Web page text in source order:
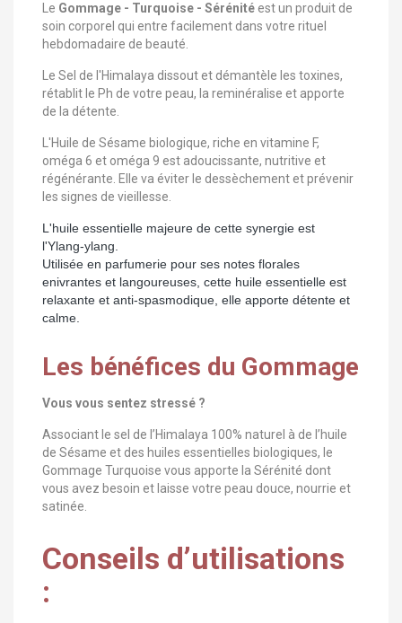
Le Gommage - Turquoise - Sérénité​ est un produit de
soin corporel qui entre facilement dans votre rituel
hebdomadaire de beauté.
Le Sel de l'Himalaya dissout et démantèle les toxines,
rétablit le Ph de votre peau, la reminéralise et apporte
de la détente.
L'Huile de Sésame biologique, riche en vitamine F,
oméga 6 et oméga 9 est adoucissante, nutritive et
régénérante. Elle va éviter le dessèchement et prévenir
les signes de vieillesse.
L'huile essentielle majeure de cette synergie est
l'Ylang-ylang.
Utilisée en parfumerie pour ses notes florales
enivrantes et langoureuses, cette huile essentielle est
relaxante et anti-spasmodique, elle apporte détente et
calme.
Les bénéfices du Gommage
Vous vous sentez stressé ?
Associant le sel de l’Himalaya 100% naturel à de l’huile
de Sésame et des huiles essentielles biologiques, le
Gommage Turquoise vous apporte la Sérénité dont
vous avez besoin et laisse votre peau douce, nourrie et
satinée.
Conseils d’utilisations
: